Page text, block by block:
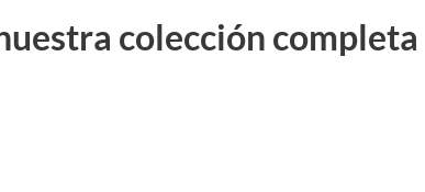
colección completa